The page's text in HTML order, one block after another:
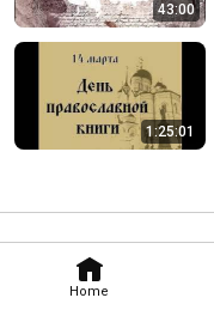
Home
43:00
1:25:01